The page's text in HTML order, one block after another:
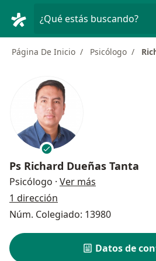
¿Qué estás buscando?
Página De Inicio Psicólogo
Ps Richard Dueñas Tanta
Psicólogo · Ver más
1 dirección
Núm. Colegiado: 13980
Datos de